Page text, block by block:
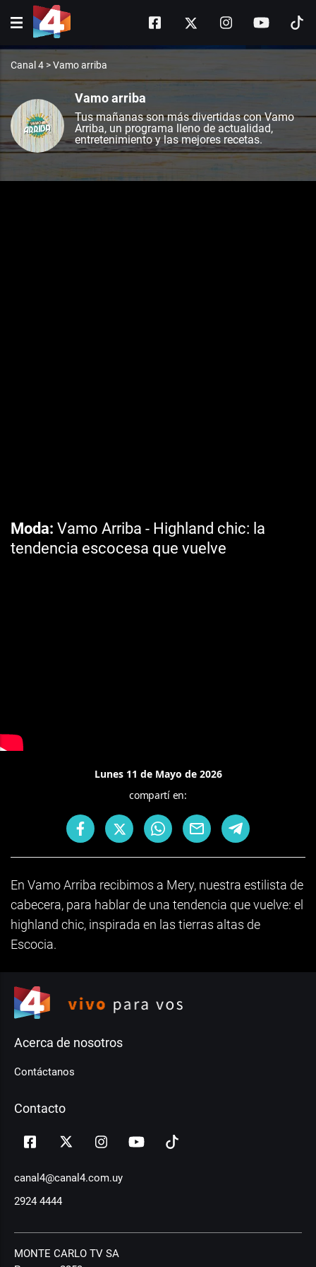
Canal 4 >Vamo arriba
Vamo arriba
Tus mañanas son más divertidas con Vamo
Arriba, un programa lleno de actualidad,
entretenimiento y las mejores recetas.
Moda Vamo Arriba - Highland chic: la
tendencia escocesa que vuelve
Lunes 11 de Mayo de 2026
compartí en:
En Vamo Arriba recibimos a Mery, nuestra estilista de
cabecera, para hablar de una tendencia que vuelve: el
highland chic, inspirada en las tierras altas de
Escocia.
Acerca de nosotros
Contáctanos
Contacto
canal4@canal4.com.uy
2924 4444
MONTE CARLO TV SA